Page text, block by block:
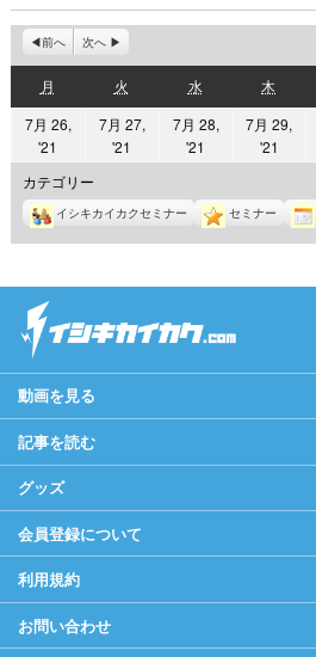
前へ 次へ
月
曜
日
火
曜
日
水水
曜
日
木
曜
日
7月 26,
'21
年
7
月
26
7月 27,
'21
7
月
27
7月 28,
'21
7
月
28
7月 29,
'21
7
月
29
カテゴリー
イシキカイカクセミナー セミナー
動画を見る
記事を読む
グッズ
会員登録について
利用規約
お問い合わせ